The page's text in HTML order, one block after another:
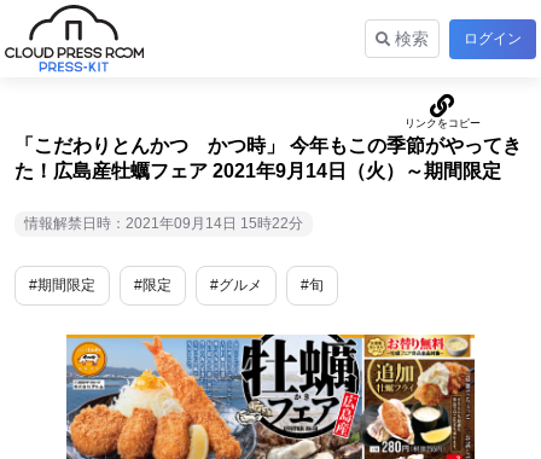
検索 ログイン
「こだわりとんかつ かつ時」 今年もこの季節がやってき
た！広島産牡蠣フェア 2021年9月14日（火）～期間限定
情報解禁日時：2021年09月14日 15時22分
#期間限定 #限定 #グルメ #旬